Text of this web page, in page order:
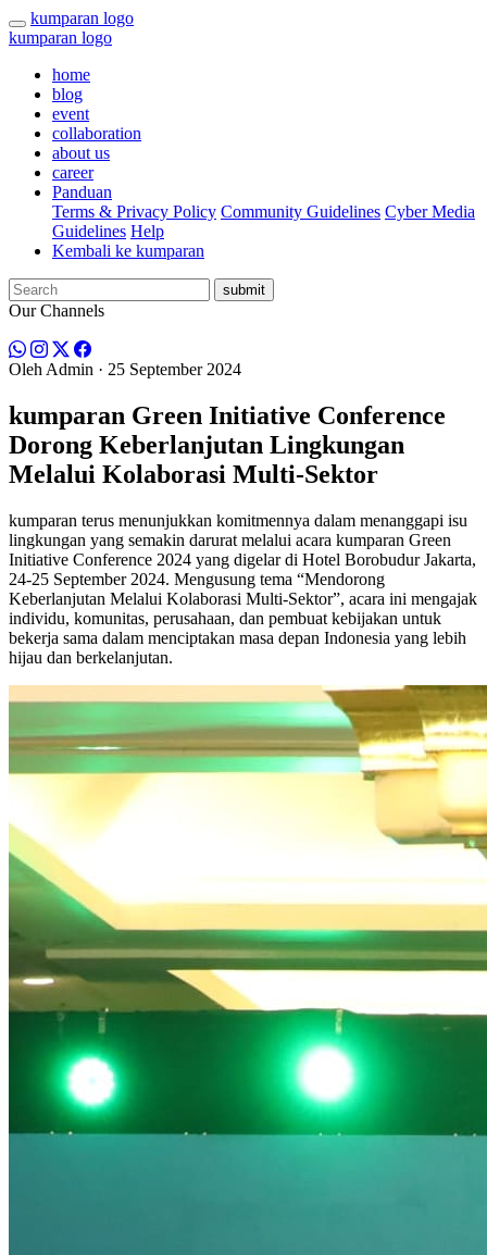
kumparan logo
kumparan logo
home
blog
event
collaboration
about us
career
Panduan
Terms & Privacy Policy Community Guidelines Cyber Media
Guidelines Help
Kembali ke kumparan
submit
Our Channels
Oleh Admin · 25 September 2024
kumparan Green Initiative Conference
Dorong Keberlanjutan Lingkungan
Melalui Kolaborasi Multi-Sektor
kumparan terus menunjukkan komitmennya dalam menanggapi isu
lingkungan yang semakin darurat melalui acara kumparan Green
Initiative Conference 2024 yang digelar di Hotel Borobudur Jakarta,
24-25 September 2024. Mengusung tema “Mendorong
Keberlanjutan Melalui Kolaborasi Multi-Sektor”, acara ini mengajak
individu, komunitas, perusahaan, dan pembuat kebijakan untuk
bekerja sama dalam menciptakan masa depan Indonesia yang lebih
hijau dan berkelanjutan.